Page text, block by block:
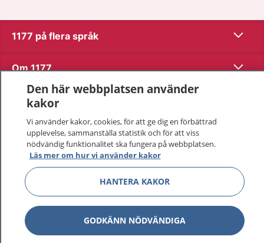
1177 på flera språk Visa
Om 1177 Visa
Kontakt
Behandling av personuppgifter
Hantering av kakor
Inställningar för kakor
Den här webbplatsen använder
kakor
Vi använder kakor, cookies, för att ge dig en förbättrad
upplevelse, sammanställa statistik och för att viss
nödvändig funktionalitet ska fungera på webbplatsen.
Läs mer om hur vi använder kakor
HANTERA KAKOR
GODKÄNN NÖDVÄNDIGA